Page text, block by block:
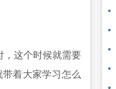
，这个时候就需要
着大家学习怎么